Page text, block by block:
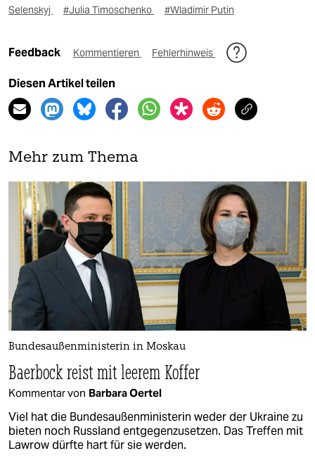
Selenskyj #Julia Timoschenko #Wladimir Putin
Feedback Kommentieren Fehlerhinweis
Diesen Artikel teilen
Mehr zum Thema
Bundesaußenministerin in Moskau
Baerbock reist mit leerem Koffer
Kommentar von Barbara Oertel
Viel hat die Bundesaußenministerin weder der Ukraine zu
bieten noch Russland entgegenzusetzen. Das Treffen mit
Lawrow dürfte hart für sie werden.